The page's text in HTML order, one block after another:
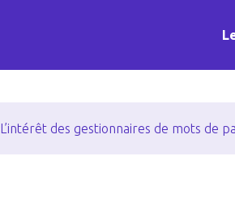
L’intérêt des gestionnaires de mots de